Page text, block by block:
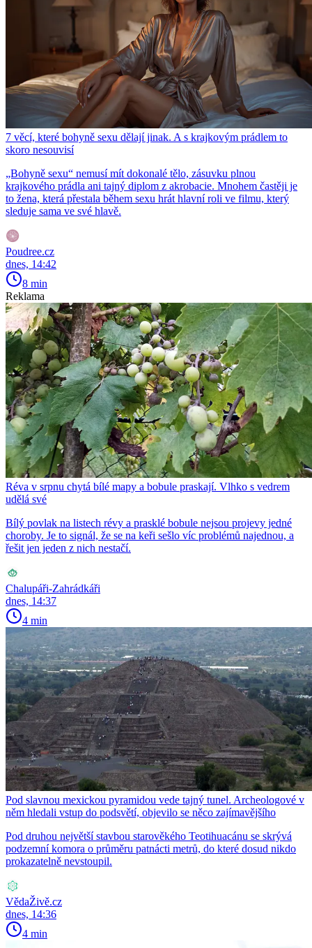
7 věcí, které bohyně sexu dělají jinak. A s krajkovým prádlem to
skoro nesouvisí
„Bohyně sexu“ nemusí mít dokonalé tělo, zásuvku plnou
krajkového prádla ani tajný diplom z akrobacie. Mnohem častěji je
to žena, která přestala během sexu hrát hlavní roli ve filmu, který
sleduje sama ve své hlavě.
Poudree.cz
dnes, 14:42
8 min
Reklama
Réva v srpnu chytá bílé mapy a bobule praskají. Vlhko s vedrem
udělá své
Bílý povlak na listech révy a prasklé bobule nejsou projevy jedné
choroby. Je to signál, že se na keři sešlo víc problémů najednou, a
řešit jen jeden z nich nestačí.
Chalupáři-Zahrádkáři
dnes, 14:37
4 min
Pod slavnou mexickou pyramidou vede tajný tunel. Archeologové v
něm hledali vstup do podsvětí, objevilo se něco zajímavějšího
Pod druhou největší stavbou starověkého Teotihuacánu se skrývá
podzemní komora o průměru patnácti metrů, do které dosud nikdo
prokazatelně nevstoupil.
VědaŽivě.cz
dnes, 14:36
4 min